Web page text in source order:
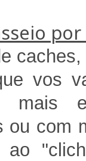
vos
mais
ou com
ao